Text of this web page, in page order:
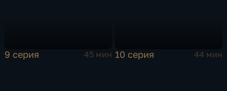
9 серия 45 мин 10 серия 44 мин